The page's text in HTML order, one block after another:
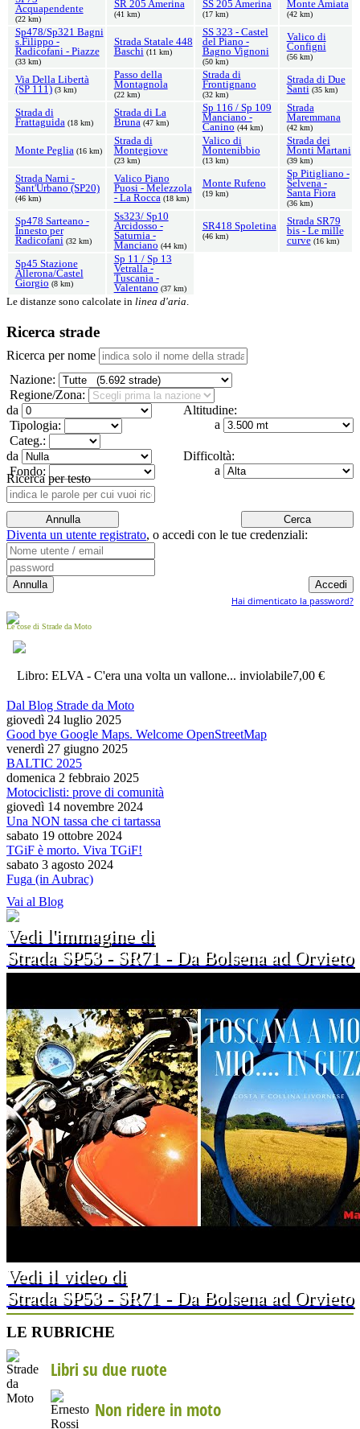
Acquapendente
(22 km)
SR 205 Amerina
(41 km)
SS 205 Amerina
(17 km)
Monte Amiata
(42 km)
Sp478/Sp321 Bagni
s.Filippo -
Radicofani - Piazze
(33 km)
Strada Statale 448
Baschi (11 km)
SS 323 - Castel
del Piano -
Bagno Vignoni
(50 km)
Valico di
Configni
(56 km)
Via Della Libertà
(SP 111) (3 km)
Passo della
Montagnola
(22 km)
Strada di
Frontignano
(32 km)
Strada di Due
Santi (35 km)
Strada di
Frattaguida (18 km)
Strada di La
Bruna (47 km)
Sp 116 / Sp 109
Manciano -
Canino (44 km)
Strada
Maremmana
(42 km)
Monte Peglia (16 km)
Strada di
Montegiove
(23 km)
Valico di
Montenibbio
(13 km)
Strada dei
Monti Martani
(39 km)
Strada Narni -
Sant'Urbano (SP20)
(46 km)
Valico Piano
Puosi - Melezzola
- La Rocca (18 km)
Monte Rufeno
(19 km)
Sp Pitigliano -
Selvena -
Santa Fiora
(36 km)
Sp478 Sarteano -
Innesto per
Radicofani (32 km)
Ss323/ Sp10
Arcidosso -
Saturnia -
Manciano (44 km)
SR418 Spoletina
(46 km)
Strada SR79
bis - Le mille
curve (16 km)
Sp45 Stazione
Allerona/Castel
Giorgio (8 km)
Sp 11 / Sp 13
Vetralla -
Tuscania -
Valentano (37 km)
Le distanze sono calcolate in linea d'aria.
Ricerca strade
Ricerca per nome
Nazione:
Regione/Zona:
Altitudine:
da
a
Tipologia:
Categ.:
Difficoltà:
da
a
Fondo:
Ricerca per testo
Diventa un utente registrato, o accedi con le tue credenziali:
Hai dimenticato la password?
Le cose di Strade da Moto
Libro: ELVA - C'era una volta un vallone... inviolabile7,00 €
Dal Blog Strade da Moto
giovedì 24 luglio 2025
Good bye Google Maps. Welcome OpenStreetMap
venerdì 27 giugno 2025
BALTIC 2025
domenica 2 febbraio 2025
Motociclisti: prove di comunità
giovedì 14 novembre 2024
Una NON tassa che ci tartassa
sabato 19 ottobre 2024
TGiF è morto. Viva TGiF!
sabato 3 agosto 2024
Fuga (in Aubrac)
Vai al Blog
Vedi l'immagine di
Strada SP53 - SR71 - Da Bolsena ad Orvieto
Vedi il video di
Strada SP53 - SR71 - Da Bolsena ad Orvieto
LE RUBRICHE
Libri su due ruote
Non ridere in moto